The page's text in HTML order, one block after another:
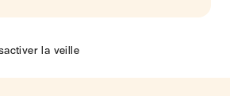
la veille